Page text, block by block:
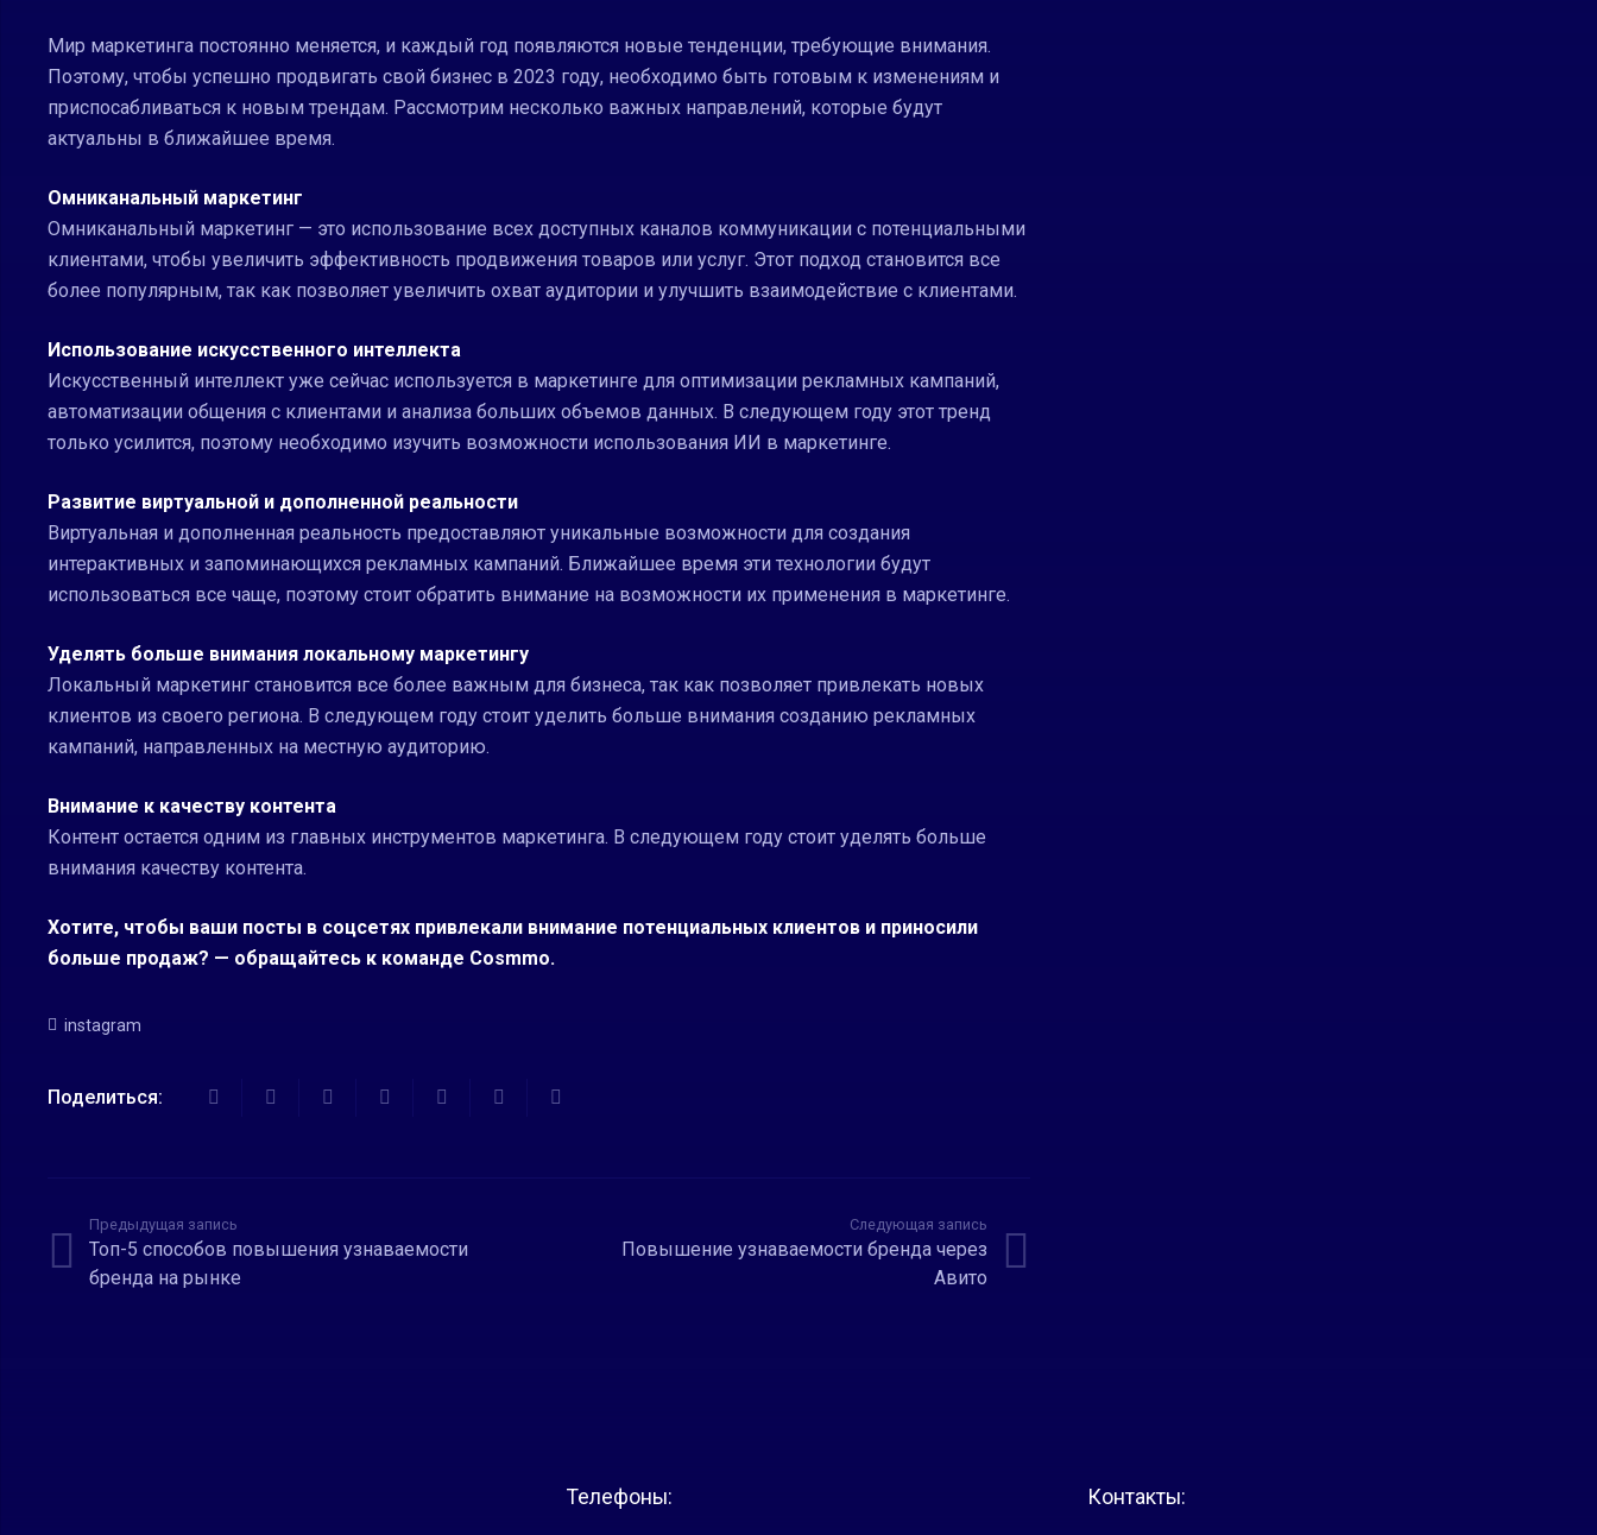
Мир маркетинга постоянно меняется, и каждый год появляются новые тенденции, требующие внимания.
Поэтому, чтобы успешно продвигать свой бизнес в 2023 году, необходимо быть готовым к изменениям и
приспосабливаться к новым трендам. Рассмотрим несколько важных направлений, которые будут
актуальны в ближайшее время.
Омниканальный маркетинг
Омниканальный маркетинг — это использование всех доступных каналов коммуникации с потенциальными
клиентами, чтобы увеличить эффективность продвижения товаров или услуг. Этот подход становится все
более популярным, так как позволяет увеличить охват аудитории и улучшить взаимодействие с клиентами.
Использование искусственного интеллекта
Искусственный интеллект уже сейчас используется в маркетинге для оптимизации рекламных кампаний,
автоматизации общения с клиентами и анализа больших объемов данных. В следующем году этот тренд
только усилится, поэтому необходимо изучить возможности использования ИИ в маркетинге.
Развитие виртуальной и дополненной реальности
Виртуальная и дополненная реальность предоставляют уникальные возможности для создания
интерактивных и запоминающихся рекламных кампаний. Ближайшее время эти технологии будут
использоваться все чаще, поэтому стоит обратить внимание на возможности их применения в маркетинге.
Уделять больше внимания локальному маркетингу
Локальный маркетинг становится все более важным для бизнеса, так как позволяет привлекать новых
клиентов из своего региона. В следующем году стоит уделить больше внимания созданию рекламных
кампаний, направленных на местную аудиторию.
Внимание к качеству контента
Контент остается одним из главных инструментов маркетинга. В следующем году стоит уделять больше
внимания качеству контента.
Хотите, чтобы ваши посты в соцсетях привлекали внимание потенциальных клиентов и приносили
больше продаж? — обращайтесь к команде Cosmmo.
instagram
Поделиться:
Предыдущая запись
Топ-5 способов повышения узнаваемости
бренда на рынке
Следующая запись
Повышение узнаваемости бренда через
Авито
Телефоны: Контакты: